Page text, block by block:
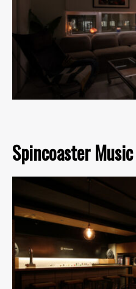
Spincoaster